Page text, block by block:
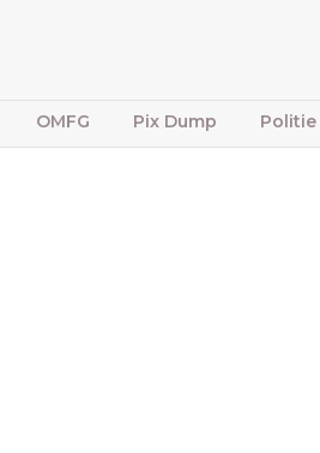
OMFG Pix Dump Politie